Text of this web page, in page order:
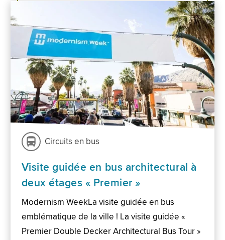
Circuits en bus
Visite guidée en bus architectural à
deux étages « Premier »
Modernism WeekLa visite guidée en bus
emblématique de la ville ! La visite guidée «
Premier Double Decker Architectural Bus Tour »